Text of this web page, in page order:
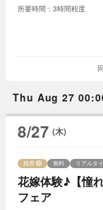
3時間程度
Thu Aug 27
8/27 (木)
花嫁体験♪【憧
フェア
残席 無料 リアルタ